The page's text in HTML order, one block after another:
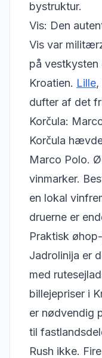
bystruktur.
Vis: Den
Vis var
på
Kroatien. Lille,
dufter af det
Korčula:
Korčula
Marco Polo.
vinmarker.
en lokal
druerne er
Praktisk
Jadrolinija er
med
billejepriser i
er nødvendig
til
Rush ikke.